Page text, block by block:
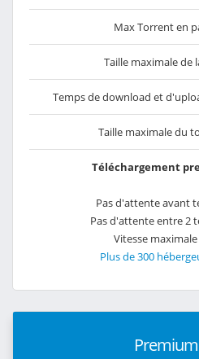
Max Torrent en
Taille maximale de
Temps de download et
Taille maximale du
Téléchargement
Pas d'attente avant
Pas d'attente entre 2
Vitesse
Plus de 300